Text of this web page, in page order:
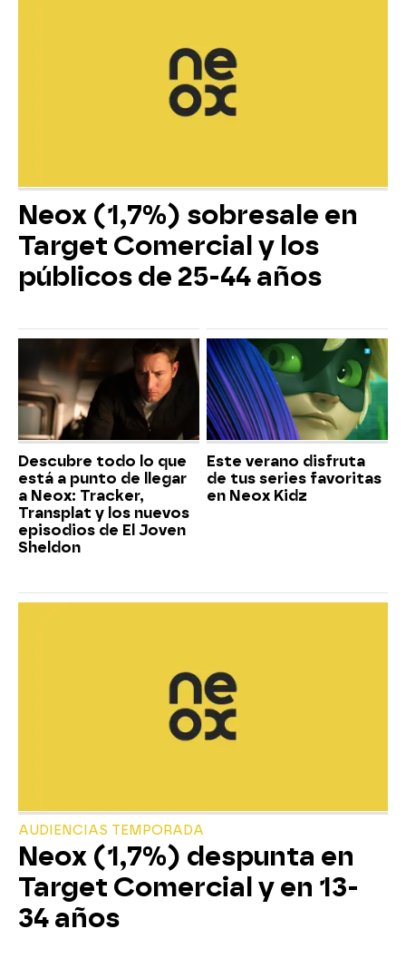
Neox (1,7%) sobresale en
Target Comercial y los
públicos de 25-44 años
Descubre todo lo que
está a punto de llegar
a Neox: Tracker,
Transplat y los nuevos
episodios de El Joven
Sheldon
Este verano disfruta
de tus series favoritas
en Neox Kidz
AUDIENCIAS TEMPORADA
Neox (1,7%) despunta en
Target Comercial y en 13-
34 años